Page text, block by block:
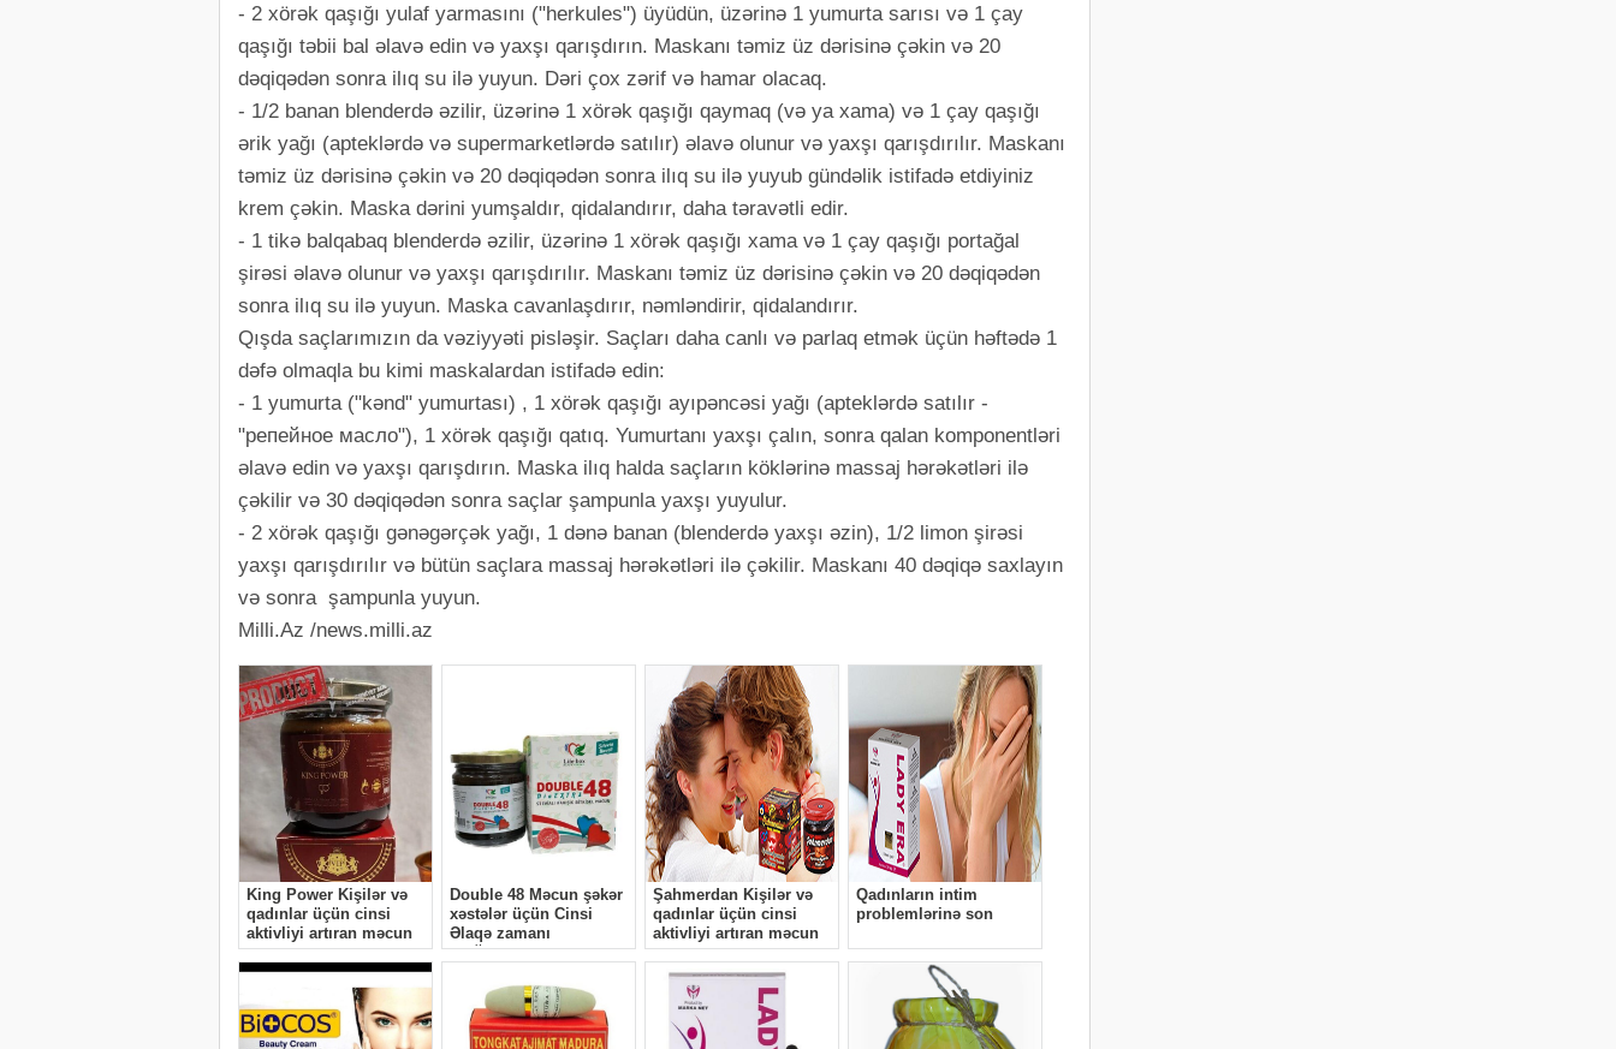
- 2 xörək qaşığı yulaf yarmasını ("herkules") üyüdün, üzərinə 1 yumurta sarısı və 1 çay
qaşığı təbii bal əlavə edin və yaxşı qarışdırın. Maskanı təmiz üz dərisinə çəkin və 20
dəqiqədən sonra ilıq su ilə yuyun. Dəri çox zərif və hamar olacaq.
- 1/2 banan blenderdə əzilir, üzərinə 1 xörək qaşığı qaymaq (və ya xama) və 1 çay qaşığı
ərik yağı (apteklərdə və supermarketlərdə satılır) əlavə olunur və yaxşı qarışdırılır. Maskanı
təmiz üz dərisinə çəkin və 20 dəqiqədən sonra ilıq su ilə yuyub gündəlik istifadə etdiyiniz
krem çəkin. Maska dərini yumşaldır, qidalandırır, daha təravətli edir.
- 1 tikə balqabaq blenderdə əzilir, üzərinə 1 xörək qaşığı xama və 1 çay qaşığı portağal
şirəsi əlavə olunur və yaxşı qarışdırılır. Maskanı təmiz üz dərisinə çəkin və 20 dəqiqədən
sonra ilıq su ilə yuyun. Maska cavanlaşdırır, nəmləndirir, qidalandırır.
Qışda saçlarımızın da vəziyyəti pisləşir. Saçları daha canlı və parlaq etmək üçün həftədə 1
dəfə olmaqla bu kimi maskalardan istifadə edin:
- 1 yumurta ("kənd" yumurtası) , 1 xörək qaşığı ayıpəncəsi yağı (apteklərdə satılır -
"репейное масло"), 1 xörək qaşığı qatıq. Yumurtanı yaxşı çalın, sonra qalan komponentləri
əlavə edin və yaxşı qarışdırın. Maska ilıq halda saçların köklərinə massaj hərəkətləri ilə
çəkilir və 30 dəqiqədən sonra saçlar şampunla yaxşı yuyulur.
- 2 xörək qaşığı gənəgərçək yağı, 1 dənə banan (blenderdə yaxşı əzin), 1/2 limon şirəsi
yaxşı qarışdırılır və bütün saçlara massaj hərəkətləri ilə çəkilir. Maskanı 40 dəqiqə saxlayın
və sonra şampunla yuyun.
Milli.Az /news.milli.az